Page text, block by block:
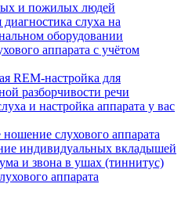
и пожилых людей
диагностика слуха на
оборудовании
аппарата с учётом
REM-настройка для
разборчивости речи
и настройка аппарата у вас
слухового аппарата
индивидуальных вкладышей
и звона в ушах (тиннитус)
аппарата